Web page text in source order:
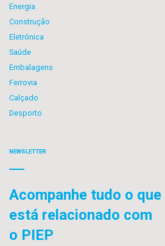
Energia
Construção
Eletrónica
Saúde
Embalagens
Ferrovia
Calçado
Desporto
NEWSLETTER
Acompanhe tudo o que
está relacionado com
o PIEP